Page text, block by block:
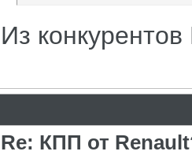
Из
Re: КПП от